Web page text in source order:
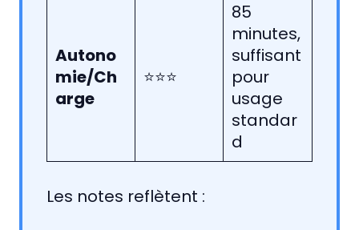
Autono
mie/Ch
arge
⭐⭐⭐
85
minutes,
suffisant
pour
usage
standar
d
Les notes reflètent :